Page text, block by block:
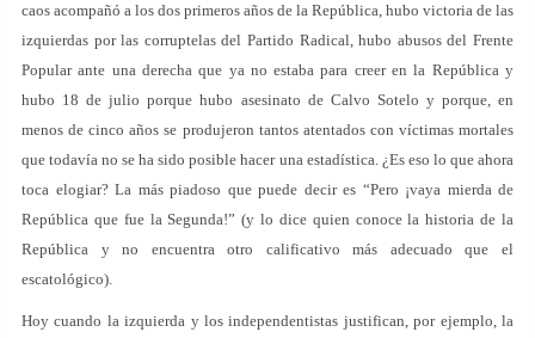
caos acompañó a los dos primeros años de la República, hubo victoria de las
izquierdas por las corruptelas del Partido Radical, hubo abusos del Frente
Popular ante una derecha que ya no estaba para creer en la República y
hubo 18 de julio porque hubo asesinato de Calvo Sotelo y porque, en
menos de cinco años se produjeron tantos atentados con víctimas mortales
que todavía no se ha sido posible hacer una estadística. ¿Es eso lo que ahora
toca elogiar? La más piadoso que puede decir es “Pero ¡vaya mierda de
República que fue la Segunda!” (y lo dice quien conoce la historia de la
República y no encuentra otro calificativo más adecuado que el
escatológico).
Hoy cuando la izquierda y los independentistas justifican, por ejemplo, la